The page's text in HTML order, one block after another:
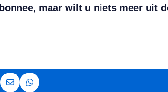
maar wilt u niets meer uit
op LinkedIn
Deel via e-mail
Deel via WhatsApp